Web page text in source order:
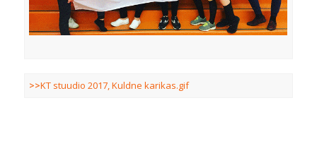
>>KT stuudio 2017, Kuldne karikas.gif